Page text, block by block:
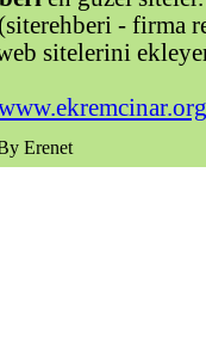
- firma
sitelerini
Erenet